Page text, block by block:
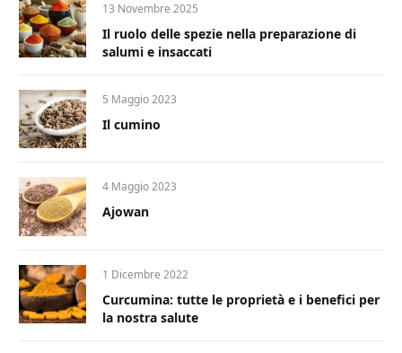
13 Novembre 2025
Il ruolo delle spezie nella preparazione di
salumi e insaccati
5 Maggio 2023
Il cumino
4 Maggio 2023
Ajowan
1 Dicembre 2022
Curcumina: tutte le proprietà e i benefici per
la nostra salute